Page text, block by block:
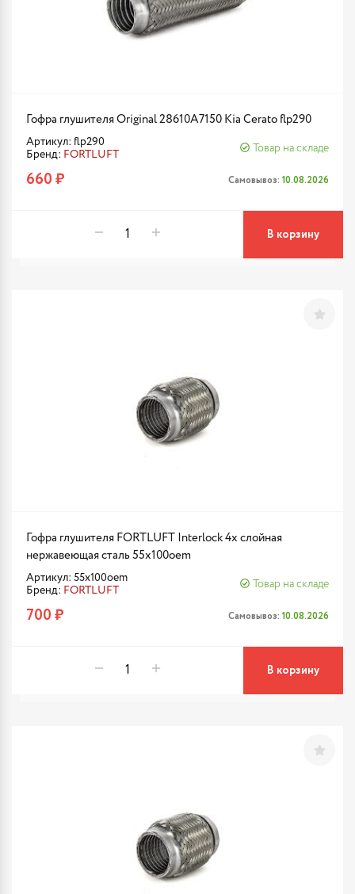
Гофра глушителя Original 28610A7150 Kia Cerato flp290
Артикул: flp290
Бренд: FORTLUFT
Товар на складе
660 ₽ Самовывоз: 10.08.2026
В корзину
Гофра глушителя FORTLUFT Interlock 4х слойная
нержавеющая сталь 55x100oem
Артикул: 55x100oem
Бренд: FORTLUFT
Товар на складе
700 ₽ Самовывоз: 10.08.2026
В корзину